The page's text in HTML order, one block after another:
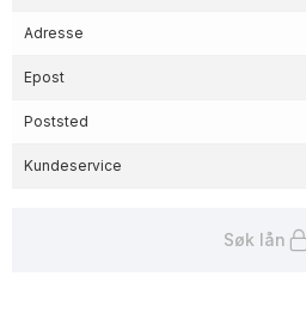
Adresse
Epost
Poststed
Kundeservice
Søk lån